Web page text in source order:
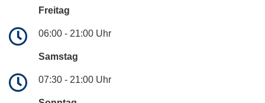
Freitag
06:00 - 21:00 Uhr
Samstag
07:30 - 21:00 Uhr